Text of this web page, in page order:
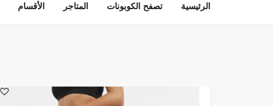
الأقسام المتاجر تصفح الكوبونات الرئيسية